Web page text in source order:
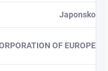
Japonsko
OF EUROPE